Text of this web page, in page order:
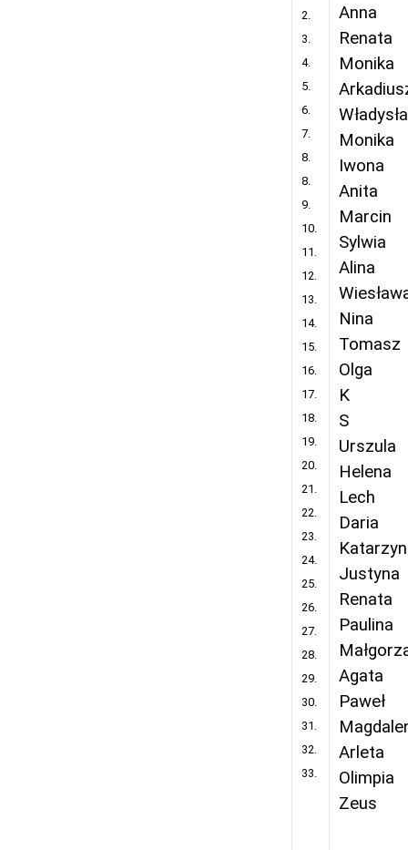
2.
3.
4.
5.
6.
7.
8.
8.
9.
10.
11.
12.
13.
14.
15.
16.
17.
18.
19.
20.
21.
22.
23.
24.
25.
26.
27.
28.
29.
30.
31.
32.
33.
Anna
Renata
Monika
Monika
Iwona
Anita
Marcin
Sylwia
Alina
Nina
Tomasz
Olga
K
S
Urszula
Helena
Lech
Daria
Justyna
Renata
Paulina
Agata
Paweł
Arleta
Olimpia
Zeus